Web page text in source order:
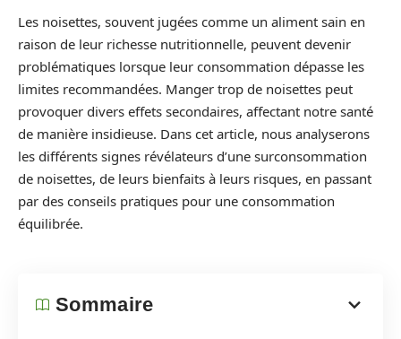
Les noisettes, souvent jugées comme un aliment sain en
raison de leur richesse nutritionnelle, peuvent devenir
problématiques lorsque leur consommation dépasse les
limites recommandées. Manger trop de noisettes peut
provoquer divers effets secondaires, affectant notre santé
de manière insidieuse. Dans cet article, nous analyserons
les différents signes révélateurs d’une surconsommation
de noisettes, de leurs bienfaits à leurs risques, en passant
par des conseils pratiques pour une consommation
équilibrée.
Sommaire